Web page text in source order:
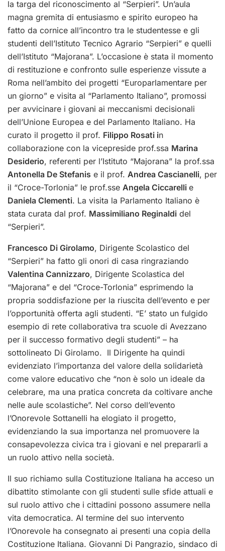
la targa del riconoscimento al “Serpieri”. Un’aula
magna gremita di entusiasmo e spirito europeo ha
fatto da cornice all’incontro tra le studentesse e gli
studenti dell’Istituto Tecnico Agrario “Serpieri” e quelli
dell’Istituto “Majorana”. L’occasione è stata il momento
di restituzione e confronto sulle esperienze vissute a
Roma nell’ambito dei progetti “Europarlamentare per
un giorno” e visita al “Parlamento Italiano”, promossi
per avvicinare i giovani ai meccanismi decisionali
dell’Unione Europea e del Parlamento Italiano. Ha
curato il progetto il prof. Filippo Rosati in
collaborazione con la vicepreside prof.ssa Marina
Desiderio, referenti per l’Istituto “Majorana” la prof.ssa
Antonella De Stefanis e il prof. Andrea Cascianelli, per
il “Croce-Torlonia” le prof.sse Angela Ciccarelli e
Daniela Clementi. La visita la Parlamento Italiano è
stata curata dal prof. Massimiliano Reginaldi del
“Serpieri”.
Francesco Di Girolamo, Dirigente Scolastico del
“Serpieri” ha fatto gli onori di casa ringraziando
Valentina Cannizzaro, Dirigente Scolastica del
“Majorana” e del “Croce-Torlonia” esprimendo la
propria soddisfazione per la riuscita dell’evento e per
l’opportunità offerta agli studenti. “E’ stato un fulgido
esempio di rete collaborativa tra scuole di Avezzano
per il successo formativo degli studenti” – ha
sottolineato Di Girolamo. Il Dirigente ha quindi
evidenziato l’importanza del valore della solidarietà
come valore educativo che “non è solo un ideale da
celebrare, ma una pratica concreta da coltivare anche
nelle aule scolastiche”. Nel corso dell’evento
l’Onorevole Sottanelli ha elogiato il progetto,
evidenziando la sua importanza nel promuovere la
consapevolezza civica tra i giovani e nel prepararli a
un ruolo attivo nella società.
Il suo richiamo sulla Costituzione Italiana ha acceso un
dibattito stimolante con gli studenti sulle sfide attuali e
sul ruolo attivo che i cittadini possono assumere nella
vita democratica. Al termine del suo intervento
l’Onorevole ha consegnato ai presenti una copia della
Costituzione Italiana. Giovanni Di Pangrazio, sindaco di